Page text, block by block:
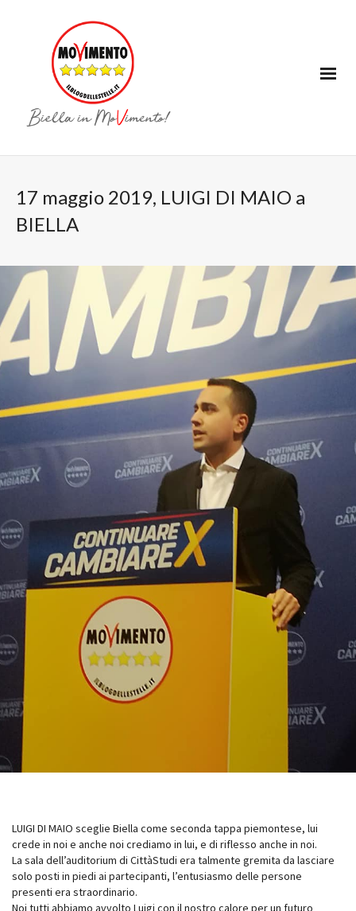
17 maggio 2019, LUIGI DI MAIO a
BIELLA
LUIGI DI MAIO sceglie Biella come seconda tappa piemontese, lui
crede in noi e anche noi crediamo in lui, e di riflesso anche in noi.
La sala dell’auditorium di CittàStudi era talmente gremita da lasciare
solo posti in piedi ai partecipanti, l’entusiasmo delle persone
presenti era straordinario.
Noi tutti abbiamo avvolto Luigi con il nostro calore per un futuro